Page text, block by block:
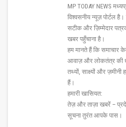
MP TODAY NEWS
विश्वसनीय न्यूज़ पोर्टल
सटीक और ज़िम्मेदार
खबर पहुँचाना है।
हम मानते हैं कि समाचार
आवाज़ और लोकतंत्र की
तथ्यों, साक्ष्यों और
हैं।
हमारी खासियत:
तेज़ और ताज़ा खबरें –
सूचना तुरंत आपके पास।